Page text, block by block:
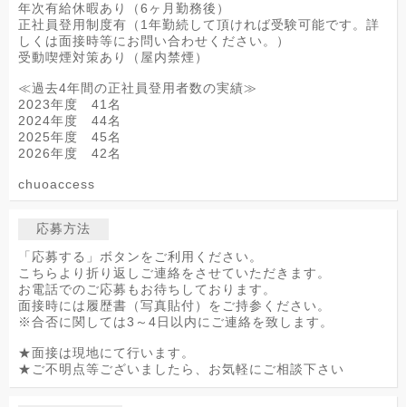
年次有給休暇あり（6ヶ月勤務後）
正社員登用制度有（1年勤続して頂ければ受験可能です。詳
しくは面接時等にお問い合わせください。）
受動喫煙対策あり（屋内禁煙）
≪過去4年間の正社員登用者数の実績≫
2023年度 41名
2024年度 44名
2025年度 45名
2026年度 42名
chuoaccess
応募方法
「応募する」ボタンをご利用ください。
こちらより折り返しご連絡をさせていただきます。
お電話でのご応募もお待ちしております。
面接時には履歴書（写真貼付）をご持参ください。
※合否に関しては3～4日以内にご連絡を致します。
★面接は現地にて行います。
★ご不明点等ございましたら、お気軽にご相談下さい